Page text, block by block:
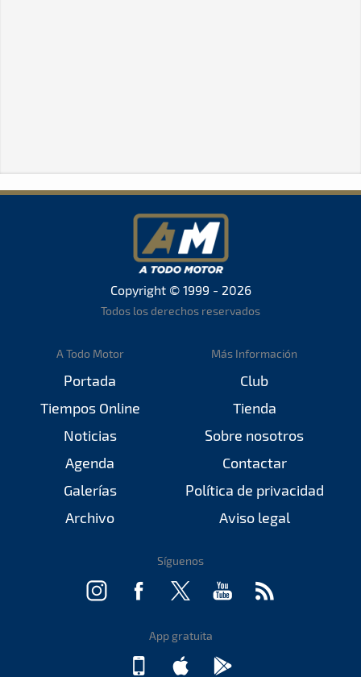
Copyright © 1999 - 2026
Todos los derechos reservados
A Todo Motor
Portada
Tiempos Online
Noticias
Agenda
Galerías
Archivo
Más Información
Club
Tienda
Sobre nosotros
Contactar
Política de privacidad
Aviso legal
Síguenos
App gratuita